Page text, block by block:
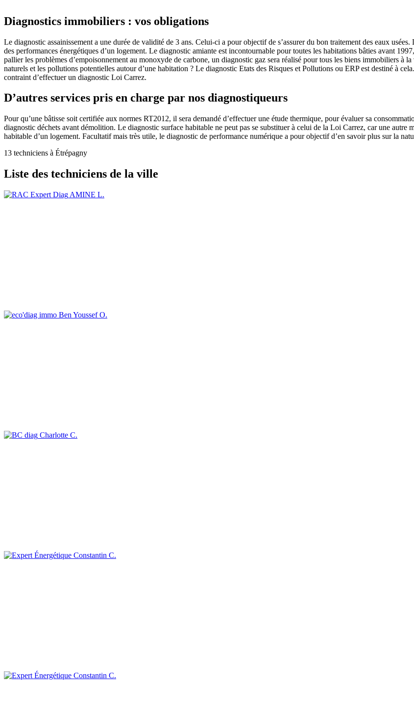
Diagnostics immobiliers : vos obligations
Le diagnostic assainissement a une durée de validité de 3 ans. Celui-ci a pour objectif de s’assurer du bon traitement des eaux
des performances énergétiques d’un logement. Le diagnostic amiante est incontournable pour toutes les habitations bâties avant
pallier les problèmes d’empoisonnement au monoxyde de carbone, un diagnostic gaz sera réalisé pour tous les biens immobiliers à
naturels et les pollutions potentielles autour d’une habitation ? Le diagnostic Etats des Risques et Pollutions ou ERP est destiné à
contraint d’effectuer un diagnostic Loi Carrez.
D’autres services pris en charge par nos diagnostiqueurs
Pour qu’une bâtisse soit certifiée aux normes RT2012, il sera demandé d’effectuer une étude thermique, pour évaluer sa
diagnostic déchets avant démolition. Le diagnostic surface habitable ne peut pas se substituer à celui de la Loi Carrez, car une
habitable d’un logement. Facultatif mais très utile, le diagnostic de performance numérique a pour objectif d’en savoir plus sur la
13 techniciens à Étrépagny
Liste des techniciens de la ville
AMINE L.
Ben Youssef O.
Charlotte C.
Constantin C.
Constantin C.